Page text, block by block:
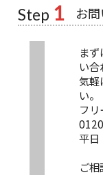
Step 1 お
ま
い
気軽
い。
フリ
平
ご